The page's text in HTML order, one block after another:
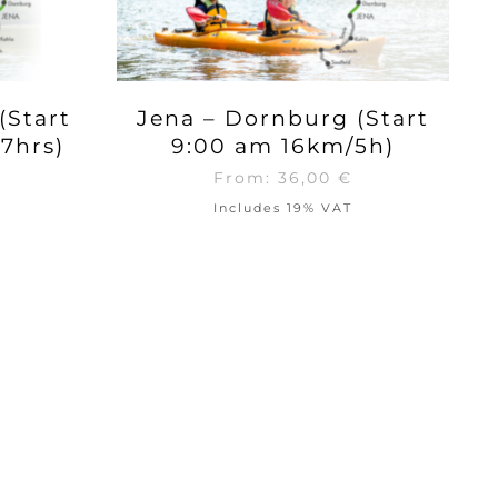
Jena – Dornburg (Start
9:00 am 16km/5h)
From: 36,00 €
Includes 19% VAT